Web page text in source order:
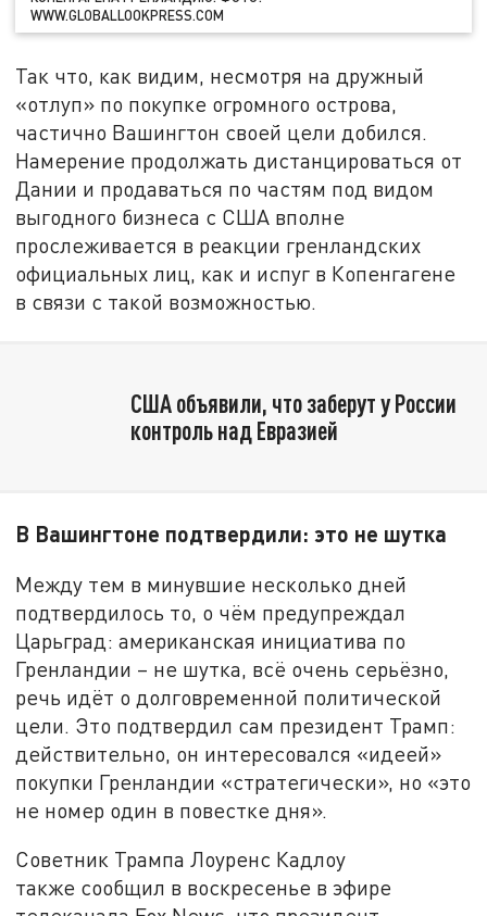
WWW.GLOBALLOOKPRESS.COM
Так что, как видим, несмотря на дружный
«отлуп» по покупке огромного острова,
частично Вашингтон своей цели добился.
Намерение продолжать дистанцироваться от
Дании и продаваться по частям под видом
выгодного бизнеса с США вполне
прослеживается в реакции гренландских
официальных лиц, как и испуг в Копенгагене
в связи с такой возможностью.
США объявили, что заберут у России
контроль над Евразией
В Вашингтоне подтвердили: это не шутка
Между тем в минувшие несколько дней
подтвердилось то, о чём предупреждал
Царьград: американская инициатива по
Гренландии – не шутка, всё очень серьёзно,
речь идёт о долговременной политической
цели. Это подтвердил сам президент Трамп:
действительно, он интересовался «идеей»
покупки Гренландии «стратегически», но «это
не номер один в повестке дня».
Советник Трампа Лоуренс Кадлоу
также сообщил в воскресенье в эфире